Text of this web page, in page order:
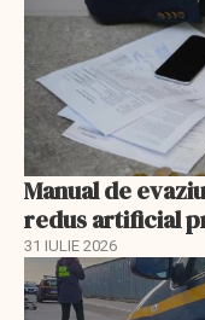
Manual de
redus artificial
31 IULIE 2026